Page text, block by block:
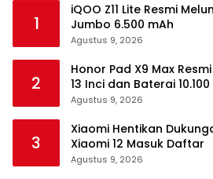
1
iQOO Z11 Lite Resmi
Jumbo 6.500 mAh
Agustus 9, 2026
2
Honor Pad X9 Max
13 Inci dan Baterai
Agustus 9, 2026
3
Xiaomi Hentikan
Xiaomi 12 Masuk Daftar
Agustus 9, 2026